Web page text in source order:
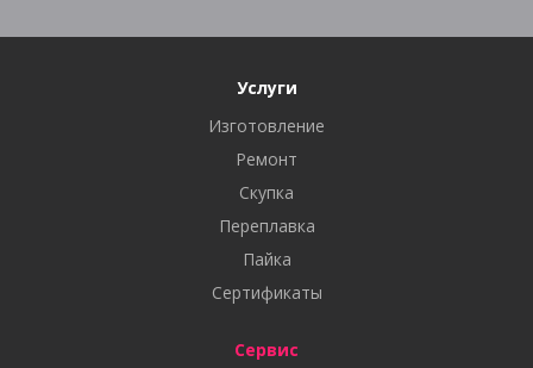
Услуги
Изготовление
Ремонт
Скупка
Переплавка
Пайка
Сертификаты
Сервис